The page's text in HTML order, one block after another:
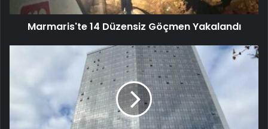
Marmaris'te 14 Düzensiz Göçmen Yakalandı